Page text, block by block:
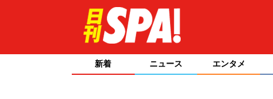
新着 ニュース エンタメ